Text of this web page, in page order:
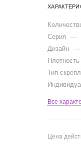
Серия
—
Дизайн —
Плотность
Тип
Все
Цена